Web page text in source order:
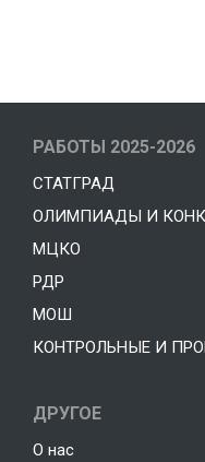
РАБОТЫ 2025-2026
СТАТГРАД
ОЛИМПИАДЫ И
МЦКО
РДР
МОШ
КОНТРОЛЬНЫЕ И
ДРУГОЕ
О нас